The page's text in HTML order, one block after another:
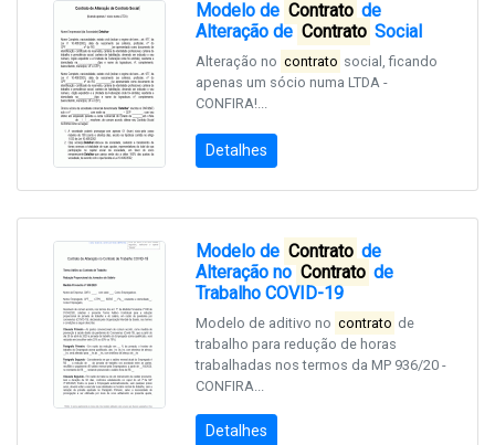
Modelo de Contrato de
Alteração de Contrato Social
Alteração no contrato social, ficando
apenas um sócio numa LTDA -
CONFIRA!...
Detalhes
Modelo de Contrato de
Alteração no Contrato de
Trabalho COVID-19
Modelo de aditivo no contrato de
trabalho para redução de horas
trabalhadas nos termos da MP 936/20 -
CONFIRA...
Detalhes